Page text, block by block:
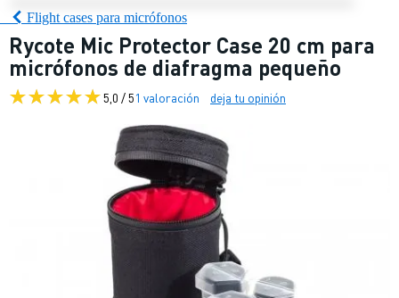
Flight cases para micrófonos
Rycote Mic Protector Case 20 cm para
micrófonos de diafragma pequeño
5,0 / 51 valoración deja tu opinión